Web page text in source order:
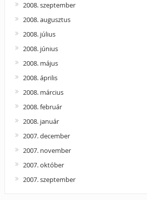
2008. szeptember
2008. augusztus
2008. július
2008. június
2008. május
2008. április
2008. március
2008. február
2008. január
2007. december
2007. november
2007. október
2007. szeptember